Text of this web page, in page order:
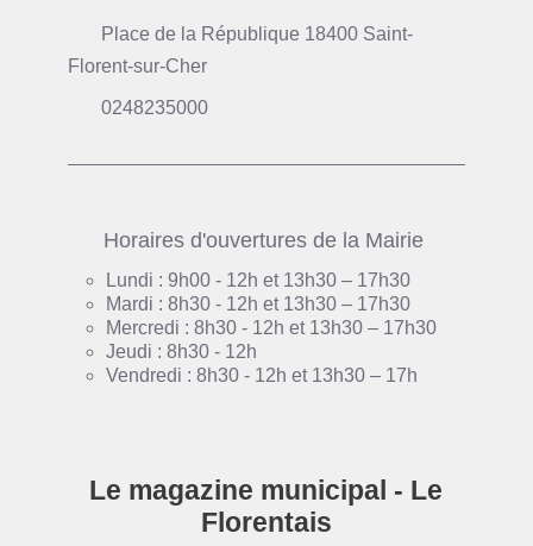
Place de la République 18400 Saint-
Florent-sur-Cher
0248235000
Horaires d'ouvertures de la Mairie
Lundi : 9h00 - 12h et 13h30 – 17h30
Mardi : 8h30 - 12h et 13h30 – 17h30
Mercredi : 8h30 - 12h et 13h30 – 17h30
Jeudi : 8h30 - 12h
Vendredi : 8h30 - 12h et 13h30 – 17h
Le magazine municipal - Le
Florentais